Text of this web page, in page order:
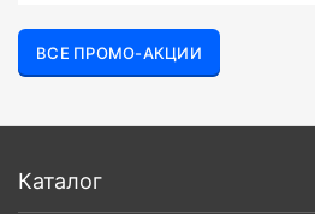
ВСЕ ПРОМО-АКЦИИ
Каталог